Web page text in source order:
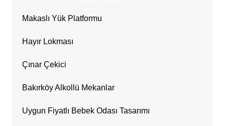
Makaslı Yük Platformu
Hayır Lokması
Çınar Çekici
Bakırköy Alkollü Mekanlar
Uygun Fiyatlı Bebek Odası Tasarımı